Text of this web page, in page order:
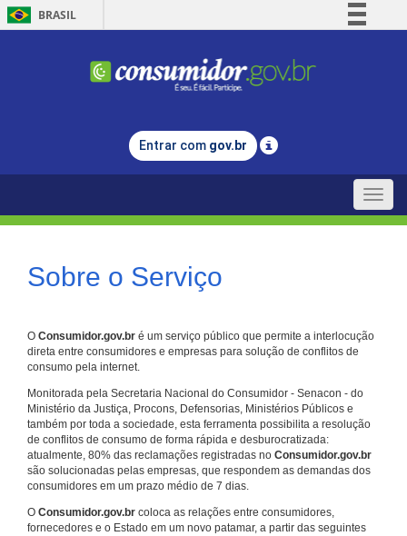
BRASIL
Comunica BR
Legislação
Entrar com gov.br
Toggle
Sobre o Serviço
O Consumidor.gov.br é um serviço público que permite a interlocução
direta entre consumidores e empresas para solução de conflitos de
consumo pela internet.
Monitorada pela Secretaria Nacional do Consumidor - Senacon - do
Ministério da Justiça, Procons, Defensorias, Ministérios Públicos e
também por toda a sociedade, esta ferramenta possibilita a resolução
de conflitos de consumo de forma rápida e desburocratizada:
atualmente, 80% das reclamações registradas no Consumidor.gov.br
são solucionadas pelas empresas, que respondem as demandas dos
consumidores em um prazo médio de 7 dias.
O Consumidor.gov.br coloca as relações entre consumidores,
fornecedores e o Estado em um novo patamar, a partir das seguintes